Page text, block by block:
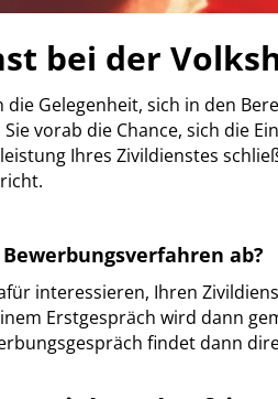
bei der
Gelegenheit, sich in den
vorab die Chance, sich die
Ihres Zivildienstes
ab?
interessieren, Ihren
Erstgespräch wird dann
findet dann